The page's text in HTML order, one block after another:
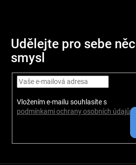
Udělejte pro sebe
smysl
Vložením e-mailu souhlasíte s
podmínkami ochrany osobních údajů